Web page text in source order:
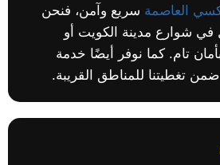
العاصمة سريع وآمن، فنحن
في شوارع مدينة الكويت أو
تام. كما نوفر أيضًا خدمة
تغطيتنا للمناطق القريبة.